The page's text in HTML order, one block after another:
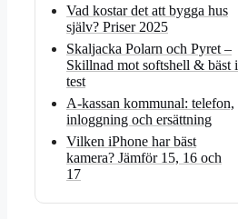
Vad kostar det att bygga hus
själv? Priser 2025
Skaljacka Polarn och Pyret –
Skillnad mot softshell & bäst i
test
A-kassan kommunal: telefon,
inloggning och ersättning
Vilken iPhone har bäst
kamera? Jämför 15, 16 och
17